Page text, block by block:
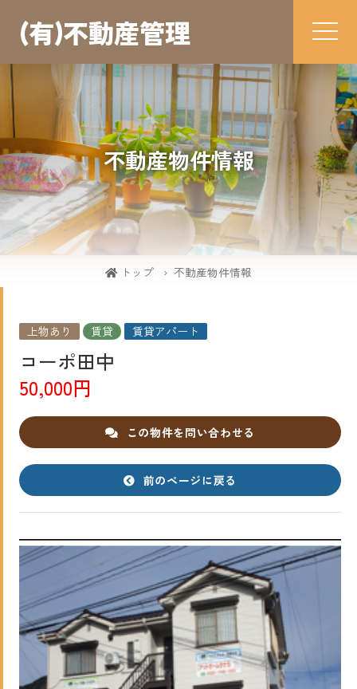
（有）不動産管理
不動産物件情報
トップ 不動産物件情報
上物あり 賃貸 賃貸アパート
コーポ田中
50,000円
この物件を問い合わせる
前のページに戻る